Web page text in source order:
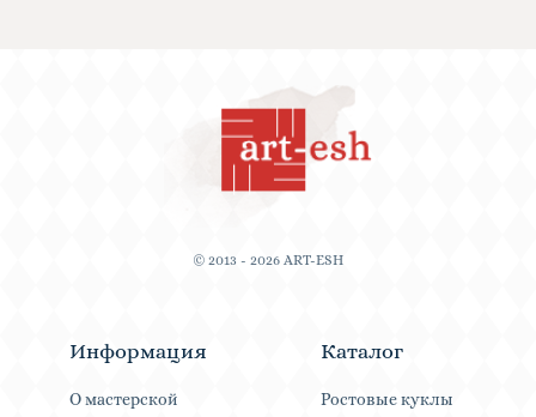
© 2013 - 2026 ART-ESH
Информация
О мастерской
Каталог
Ростовые куклы